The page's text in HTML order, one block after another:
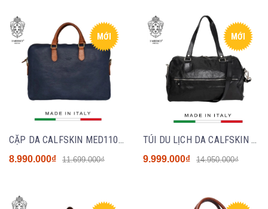
MỚI
CẶP DA CALFSKIN MED110 - Denim - MEDICI OF FLORENCE - SẢN XUẤT THỦ CÔNG TẠI ITALIA
8.990.000₫ 11.699.000₫
MỚI
TÚI DU LỊCH DA CALFSKIN MED409 - BLACK - MEDICI OF FLORENCE - SẢN XUẤT THỦ CÔNG TẠI ITALIA
9.999.000₫ 14.950.000₫